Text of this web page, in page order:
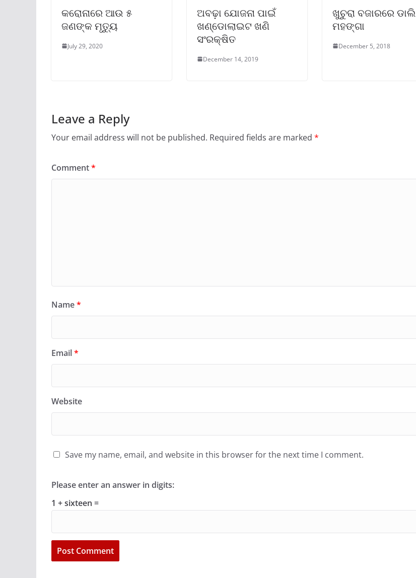
କରୋନାରେ ଆଉ ୫
ଜଣଙ୍କ ମୃତ୍ୟୁ
July 29, 2020
ଅବଢ଼ା ଯୋଜନା ପାଇଁ
ଖଣ୍ଡୋଲାଇଟ ଖଣି
ସଂରକ୍ଷିତ
December 14, 2019
ଖୁଚୁରା ବଜାରରେ ଡାଲି
ମହଙ୍ଗା
December 5, 2018
Leave a Reply
Your email address will not be published. Required fields are marked *
Comment*
Name*
Email*
Website
Save my name, email, and website in this browser for the next time I comment.
Please enter an answer in digits:
1 + sixteen =